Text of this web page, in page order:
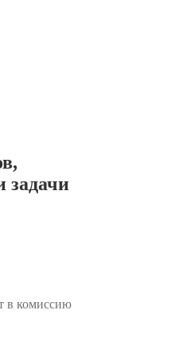
,
задачи
в комиссию